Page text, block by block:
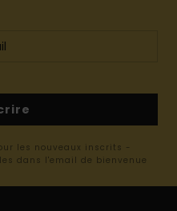
les nouveaux inscrits -
dans l'email de bienvenue